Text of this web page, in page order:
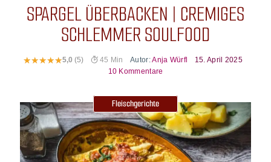
SPARGEL ÜBERBACKEN | CREMIGES
SCHLEMMER SOULFOOD
5,0(5) 45 Min Autor:Anja Würfl
15. April 2025
10 Kommentare
Fleischgerichte